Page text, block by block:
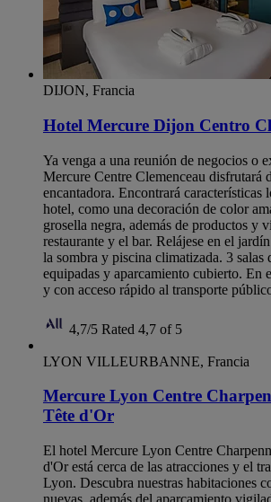
DIJON, Francia
Hotel Mercure Dijon Centro
Ya venga a una reunión de negocios o
Mercure Centre Clemenceau disfrutará
encantadora. Encontrará características
hotel, como una decoración de color
grosella negra, además de productos y
restaurante y el bar. Relájese en el
la sombra y piscina climatizada. 3 salas
equipadas y aparcamiento cubierto. En
y con acceso rápido al transporte
4,7/5 Rated 4,7 of 5
LYON VILLEURBANNE, Francia
Mercure Lyon Centre
Tête d'Or
El hotel Mercure Lyon Centre
d'Or está cerca de las atracciones y el
Lyon. Descubra nuestras habitaciones
nuevas, además del aparcamiento